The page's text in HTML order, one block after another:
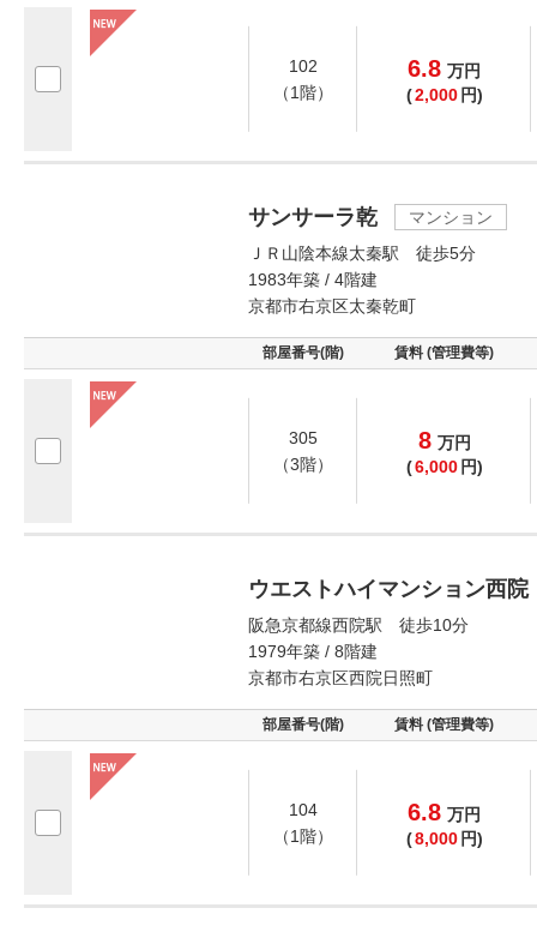
102
（1階）
6.8 万円
(2,000 円)
サンサーラ乾
マンション
ＪＲ山陰本線太秦駅 徒歩5分
1983年築 / 4階建
京都市右京区太秦乾町
部屋番号(階) 賃料 (管理費等)
305
（3階）
8 万円
(6,000 円)
ウエストハイマンション西院
阪急京都線西院駅 徒歩10分
1979年築 / 8階建
京都市右京区西院日照町
部屋番号(階) 賃料 (管理費等)
104
（1階）
6.8 万円
(8,000 円)